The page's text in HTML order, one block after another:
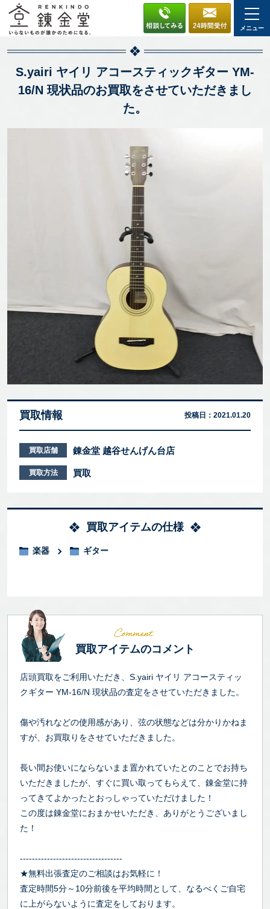
メニュー
S.yairi ヤイリ アコースティックギター YM-
16/N 現状品のお買取をさせていただきまし
た。
買取情報 投稿日： 2021.01.20
買取店舗 錬金堂 越谷せんげん台店
買取方法 買取
買取アイテムの仕様
楽器 ギター
買取アイテムのコメント
店頭買取をご利用いただき、S.yairi ヤイリ アコースティッ
クギター YM-16/N 現状品の査定をさせていただきました。
傷や汚れなどの使用感があり、弦の状態などは分かりかねま
すが、お買取りをさせていただきました。
長い間お使いにならないまま置かれていたとのことでお持ち
いただきましたが、すぐに買い取ってもらえて、錬金堂に持
ってきてよかったとおっしゃっていただけました！
この度は錬金堂におまかせいただき、ありがとうございまし
た！
----------------------------------
★無料出張査定のご相談はお気軽に！
査定時間5分～10分前後を平均時間として、なるべくご自宅
に上がらないように査定をしております。